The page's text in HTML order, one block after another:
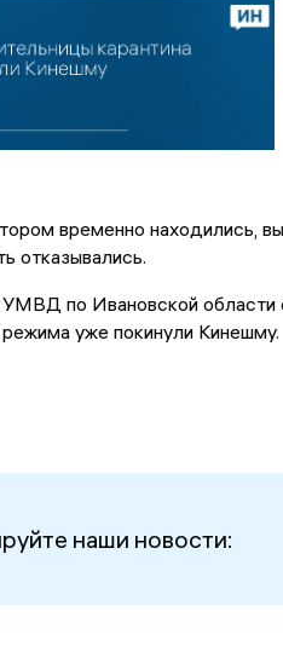
временно находились,
отказывались.
по Ивановской области
уже покинули Кинешму.
наши новости: